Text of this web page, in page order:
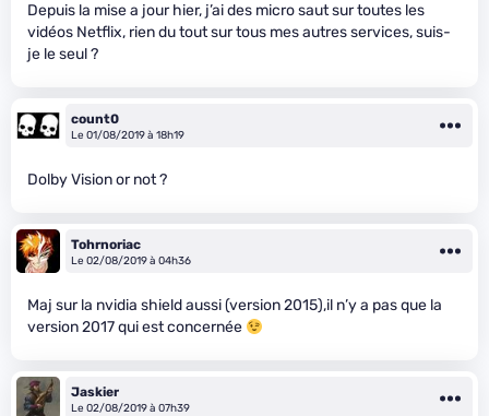
Depuis la mise a jour hier, j’ai des micro saut sur toutes les
vidéos Netflix, rien du tout sur tous mes autres services, suis-
je le seul ?
count0
Le 01/08/2019 à 18h19
Dolby Vision or not ?
Tohrnoriac
Le 02/08/2019 à 04h36
Maj sur la nvidia shield aussi (version 2015),il n’y a pas que la
version 2017 qui est concernée
Jaskier
Le 02/08/2019 à 07h39